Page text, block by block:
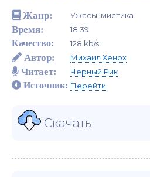
Жанр: Ужасы, мистика
Время:
18:39
Качество:
128 kb/s
Автор: Михаил Хенох
Читает:
Черный Рик
Источник: Перейти
Скачать